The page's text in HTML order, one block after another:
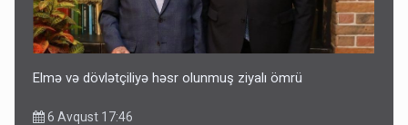
Elmə və dövlətçiliyə həsr olunmuş ziyalı ömrü
6 Avqust 17:46